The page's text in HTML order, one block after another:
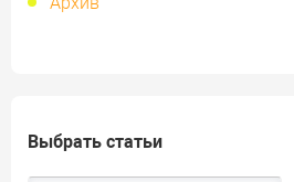
Выбрать статьи